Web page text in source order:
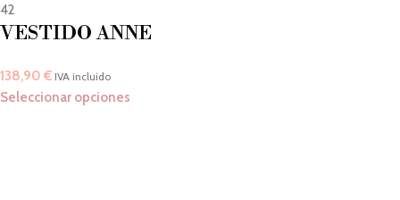
42
VESTIDO ANNE
138,90 € IVA incluido
Seleccionar opciones